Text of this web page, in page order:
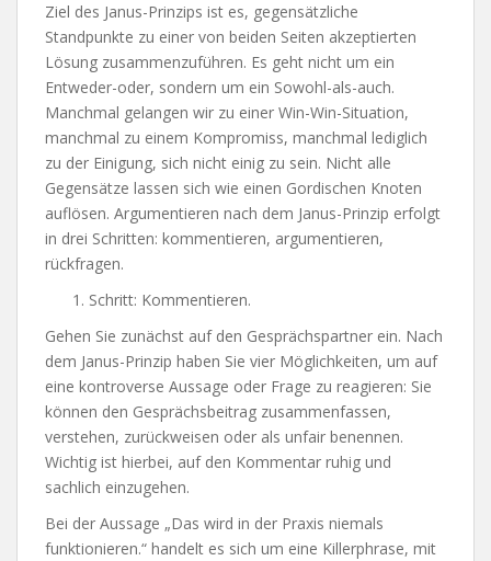
Ziel des Janus-Prinzips ist es, gegensätzliche
Standpunkte zu einer von beiden Seiten akzeptierten
Lösung zusammenzuführen. Es geht nicht um ein
Entweder-oder, sondern um ein Sowohl-als-auch.
Manchmal gelangen wir zu einer Win-Win-Situation,
manchmal zu einem Kompromiss, manchmal lediglich
zu der Einigung, sich nicht einig zu sein. Nicht alle
Gegensätze lassen sich wie einen Gordischen Knoten
auflösen. Argumentieren nach dem Janus-Prinzip erfolgt
in drei Schritten: kommentieren, argumentieren,
rückfragen.
Schritt: Kommentieren.
Gehen Sie zunächst auf den Gesprächspartner ein. Nach
dem Janus-Prinzip haben Sie vier Möglichkeiten, um auf
eine kontroverse Aussage oder Frage zu reagieren: Sie
können den Gesprächsbeitrag zusammenfassen,
verstehen, zurückweisen oder als unfair benennen.
Wichtig ist hierbei, auf den Kommentar ruhig und
sachlich einzugehen.
Bei der Aussage „Das wird in der Praxis niemals
funktionieren.“ handelt es sich um eine Killerphrase, mit